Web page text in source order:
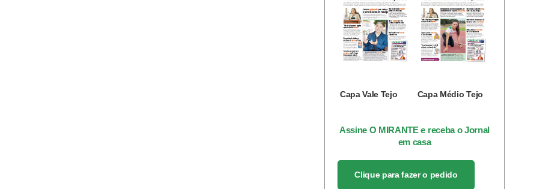
Capa Vale Tejo Capa Médio Tejo
Assine O MIRANTE e receba o Jornal
em casa
Clique para fazer o pedido